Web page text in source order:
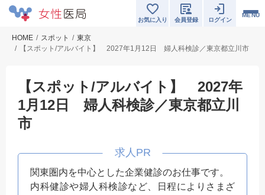
MENU
お気に入り 会員登録 ログイン
HOME スポット
東京
【スポット/アルバイト】 2027年1月12日 婦人科検診／東京都立川市
【スポット/アルバイト】 2027年
1月12日 婦人科検診／東京都立川
市
関東圏内を中心とした企業健診のお仕事です。
内科健診や婦人科検診など、日程によりさまざ